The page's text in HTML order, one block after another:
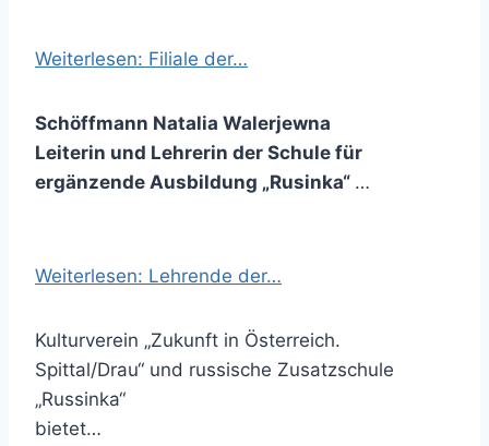
Weiterlesen: Filiale der…
Schöffmann Natalia Walerjewna
Leiterin und Lehrerin der Schule für
ergänzende Ausbildung „Rusinka“ …
Weiterlesen: Lehrende der…
Kulturverein „Zukunft in Österreich.
Spittal/Drau“ und russische Zusatzschule
„Russinka“
bietet…